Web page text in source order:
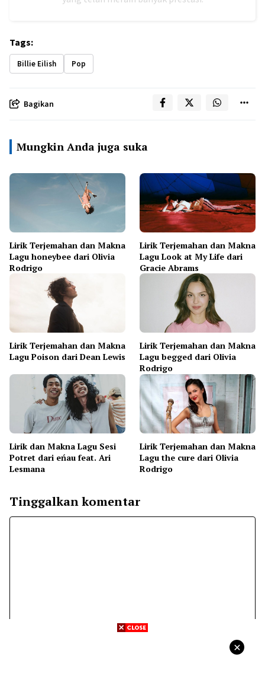
Tags:
Billie Eilish Pop
Bagikan
Mungkin Anda juga suka
Lirik Terjemahan dan Makna
Lagu honeybee dari Olivia
Rodrigo
Lirik Terjemahan dan Makna
Lagu Look at My Life dari
Gracie Abrams
Lirik Terjemahan dan Makna
Lagu Poison dari Dean Lewis
Lirik Terjemahan dan Makna
Lagu begged dari Olivia
Rodrigo
Lirik dan Makna Lagu Sesi
Potret dari eńau feat. Ari
Lesmana
Lirik Terjemahan dan Makna
Lagu the cure dari Olivia
Rodrigo
Tinggalkan komentar